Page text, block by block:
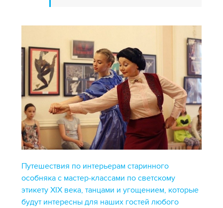
Путешествия по интерьерам старинного
особняка с мастер-классами по светскому
этикету XIX века, танцами и угощением, которые
будут интересны для наших гостей любого